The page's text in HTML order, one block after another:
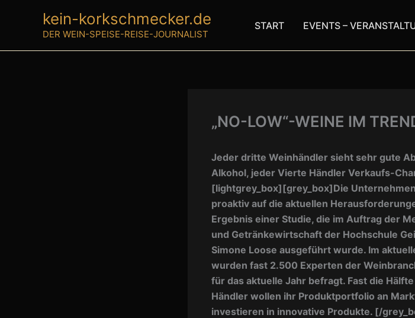
kein-korkschmecker.de
DER WEIN-SPEISE-REISE-JOURNALIST
START EVENTS –
„NO-LOW“-WEINE IM
Jeder dritte Weinhändler sieht sehr gute
Alkohol, jeder Vierte Händler Verkaufs-
[lightgrey_box][grey_box]Die
proaktiv auf die aktuellen
Ergebnis einer Studie, die im Auftrag der
und Getränkewirtschaft der Hochschule
Simone Loose ausgeführt wurde. Im
wurden fast 2.500 Experten der
für das aktuelle Jahr befragt. Fast die
Händler wollen ihr Produktportfolio an
investieren in innovative Produkte. [/